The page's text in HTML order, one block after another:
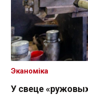
У свеце
Эканоміка